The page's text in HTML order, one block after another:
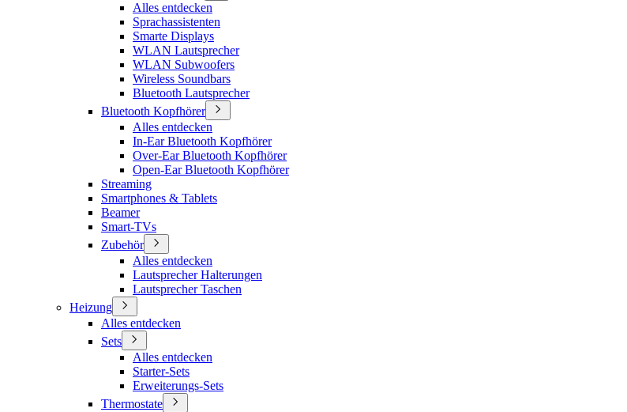
Alles entdecken
Sprachassistenten
Smarte Displays
WLAN Lautsprecher
WLAN Subwoofers
Wireless Soundbars
Bluetooth Lautsprecher
Bluetooth Kopfhörer
Alles entdecken
In-Ear Bluetooth Kopfhörer
Over-Ear Bluetooth Kopfhörer
Open-Ear Bluetooth Kopfhörer
Streaming
Smartphones & Tablets
Beamer
Smart-TVs
Zubehör
Alles entdecken
Lautsprecher Halterungen
Lautsprecher Taschen
Heizung
Alles entdecken
Sets
Alles entdecken
Starter-Sets
Erweiterungs-Sets
Thermostate